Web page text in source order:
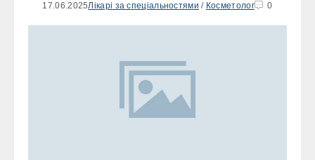
17.06.2025Лікарі за спеціальностями / Косметолог 0